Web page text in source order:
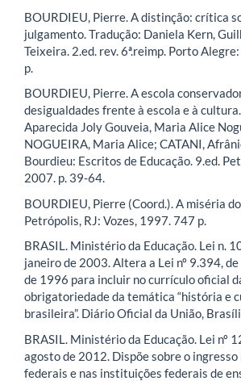
BOURDIEU, Pierre. A distinção: crítica
julgamento. Tradução: Daniela Kern,
Teixeira. 2.ed. rev. 6ª.reimp. Porto
p.
BOURDIEU, Pierre. A escola
desigualdades frente à escola e à
Aparecida Joly Gouveia, Maria Alice
NOGUEIRA, Maria Alice; CATANI,
Bourdieu: Escritos de Educação. 9.ed.
2007. p. 39-64.
BOURDIEU, Pierre (Coord.). A miséria
Petrópolis, RJ: Vozes, 1997. 747 p.
BRASIL. Ministério da Educação. Lei n.
janeiro de 2003. Altera a Lei nº 9.394,
de 1996 para incluir no currículo oficial
obrigatoriedade da temática “história e
brasileira”. Diário Oficial da União,
BRASIL. Ministério da Educação. Lei nº
agosto de 2012. Dispõe sobre o
federais e nas instituições federais de